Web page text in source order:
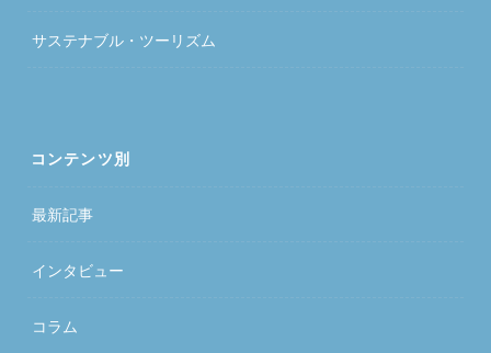
サステナブル・ツーリズム
コンテンツ別
最新記事
インタビュー
コラム